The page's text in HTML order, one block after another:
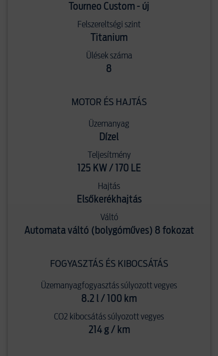
Tourneo Custom - új
Felszereltségi szint
Titanium
Ülések száma
8
MOTOR ÉS HAJTÁS
Üzemanyag
Dízel
Teljesítmény
125 KW / 170 LE
Hajtás
Elsőkerékhajtás
Váltó
Automata váltó (bolygóműves) 8 fokozat
FOGYASZTÁS ÉS KIBOCSÁTÁS
Üzemanyagfogyasztás súlyozott vegyes
8.2 l / 100 km
CO2 kibocsátás súlyozott vegyes
214 g / km